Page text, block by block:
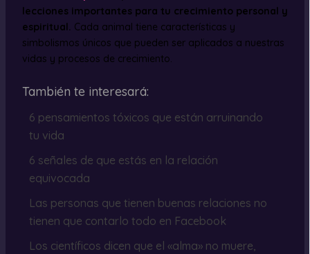
lecciones importantes para tu crecimiento personal y
espiritual. Cada animal tiene características y
simbolismos únicos que pueden ser aplicados a nuestras
vidas y procesos de crecimiento.
También te interesará:
6 pensamientos tóxicos que están arruinando
tu vida
6 señales de que estás en la relación
equivocada
Las personas que tienen buenas relaciones no
tienen que contarlo todo en Facebook
Los científicos dicen que el «alma» no muere,